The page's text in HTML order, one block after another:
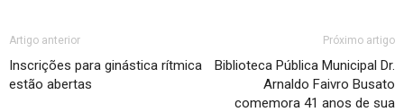
Artigo anterior
Inscrições para ginástica rítmica
estão abertas
Próximo artigo
Biblioteca Pública Municipal Dr.
Arnaldo Faivro Busato
comemora 41 anos de sua